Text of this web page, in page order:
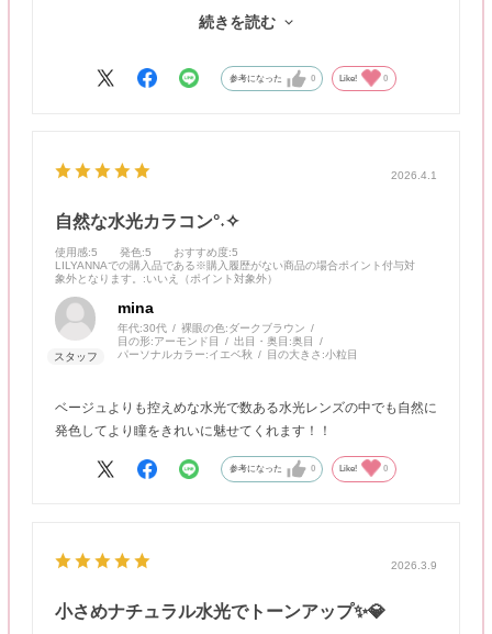
大人でも使える上品なカラコンなのでどの年代の方も試してほし
（Xでハパクリスティン危ないみたいな投稿ありましたが、最近
続きを読む
参考になった 0 Like! 0
2026.4.1
自然な水光カラコン°˖✧
使用感:5 発色:5 おすすめ度:5
LILYANNAでの購入品である※購入履歴がない商品の場合ポイント付与対
象外となります。
:いいえ（ポイント対象外）
mina
年代:30代 裸眼の色:ダークブラウン
目の形:アーモンド目 出目・奥目:奥目
パーソナルカラー:イエベ秋 目の大きさ:小粒目
ベージュよりも控えめな水光で数ある水光レンズの中でも自然に
発色してより瞳をきれいに魅せてくれます！！
参考になった 0 Like! 0
2026.3.9
小さめナチュラル水光でトーンアップ✨💎